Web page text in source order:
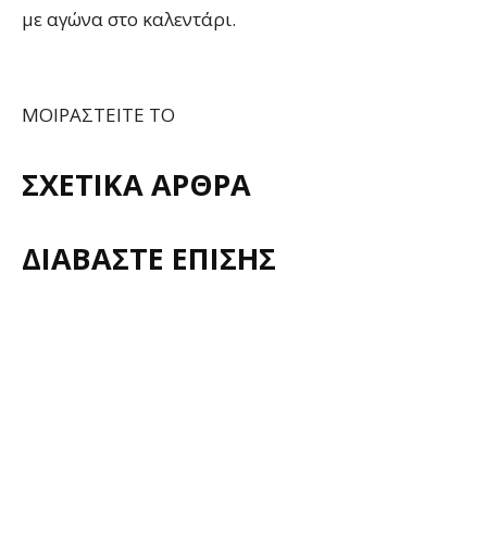
με αγώνα στο καλεντάρι.
ΜΟΙΡΑΣΤΕΙΤΕ ΤΟ
ΣΧΕΤΙΚΑ ΑΡΘΡΑ
ΔΙΑΒΑΣΤΕ ΕΠΙΣΗΣ